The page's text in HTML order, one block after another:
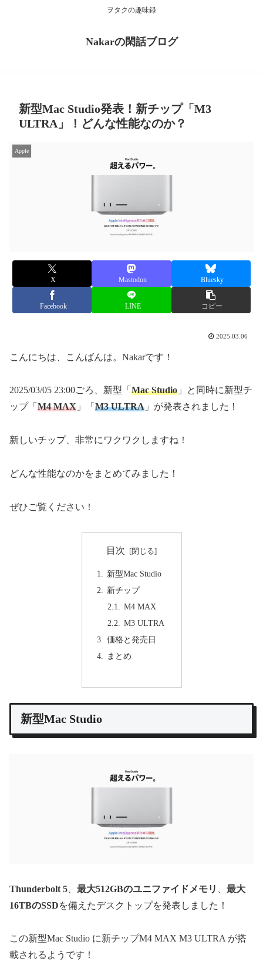
ヲタクの趣味録
Nakarの閑話ブログ
新型Mac Studio発表！新チップ「M3
ULTRA」！どんな性能なのか？
Apple
X Mastodon Bluesky
Facebook LINE コピー
2025.03.06
こんにちは、こんばんは。Nakarです！
2025/03/05 23:00ごろ、新型「 Mac Studio 」と同時に新型チ
ップ「 M4 MAX 」「 M3 ULTRA 」が発表されました！
新しいチップ、非常にワクワクしますね！
どんな性能なのかをまとめてみました！
ぜひご覧ください！
目次
新型Mac Studio
新チップ
M4 MAX
M3 ULTRA
価格と発売日
まとめ
新型Mac Studio
Thunderbolt 5 最大512GBのユニファイドメモリ
最大
16TBのSSDを備えたデスクトップを発表しました！
この新型Mac Studio に新チップM4 MAX M3 ULTRA が搭
載されるようです！